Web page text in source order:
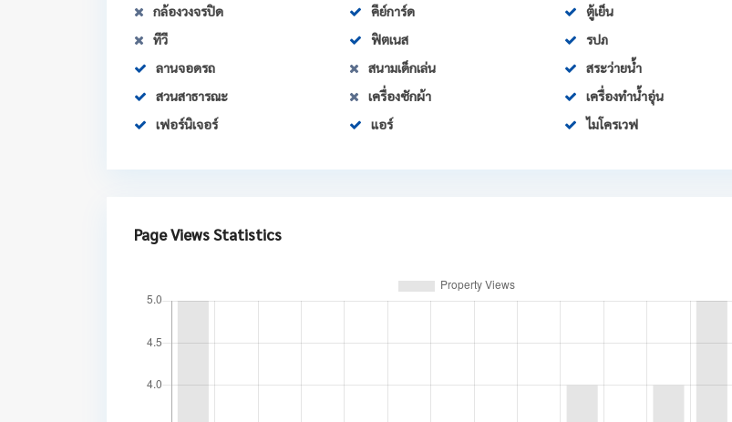
กล้องวงจรปิด คีย์การ์ด
ตู้เย็น
ทีวี
ฟิตเนส
รปภ
ลานจอดรถ
สนามเด็กเล่น
สระว่ายน้ำ
สวนสาธารณะ
เครื่องซักผ้า
เครื่องทำน้ำอุ่น
เฟอร์นิเจอร์
แอร์ ไมโครเวฟ
Page Views Statistics